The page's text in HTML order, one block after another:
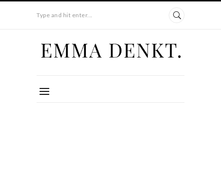
Type and hit enter...